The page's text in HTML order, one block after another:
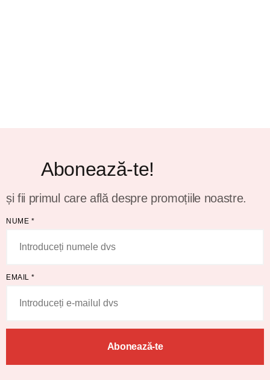
Abonează-te!
și fii primul care află despre promoțiile noastre.
NUME *
EMAIL *
Abonează-te